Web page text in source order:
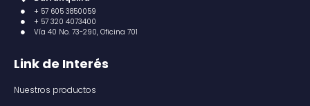
+ 57 605 3850059
+ 57 320 4073400
Vía 40 No. 73-290, Oficina 701
Link de Interés
Nuestros productos